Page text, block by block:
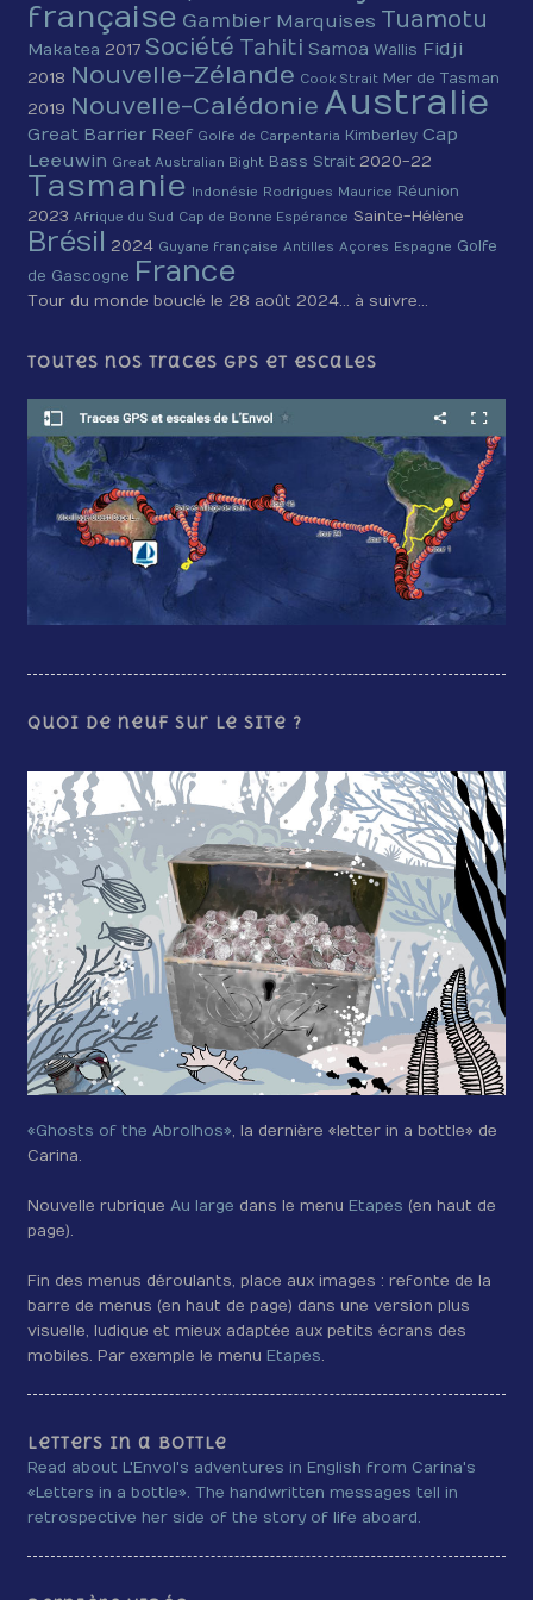
française Gambier Marquises Tuamotu
Makatea 2017Société Tahiti Samoa Wallis Fidji
2018 Nouvelle-Zélande Cook Strait Mer de Tasman
2019 Nouvelle-Calédonie Australie
Great Barrier Reef Golfe de Carpentaria Kimberley Cap
Leeuwin Great Australian Bight Bass Strait 2020-22
Tasmanie Indonésie Rodrigues Maurice Réunion
2023Afrique du Sud Cap de Bonne Espérance Sainte-Hélène
Brésil 2024 Guyane française Antilles Açores Espagne Golfe
de Gascogne France
Tour du monde bouclé le 28 août 2024… à suivre…
Toutes nos traces GPS et escales
Quoi de neuf sur le site ?
«Ghosts of the Abrolhos», la dernière «letter in a bottle» de
Carina.
Nouvelle rubriqueAu large dans le menu Etapes (en haut de
page).
Fin des menus déroulants, place aux images : refonte de la
barre de menus (en haut de page) dans une version plus
visuelle, ludique et mieux adaptée aux petits écrans des
mobiles. Par exemple le menu Etapes.
Letters in a bottle
Read about L'Envol's adventures in English from Carina's
«Letters in a bottle». The handwritten messages tell in
retrospective her side of the story of life aboard.